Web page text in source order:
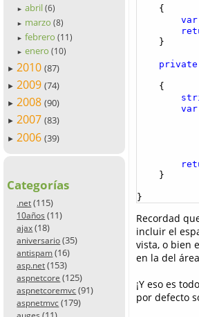
► abril (6)
► marzo (8)
► febrero (11)
► enero (10)
► 2010 (87)
► 2009 (74)
► 2008 (90)
► 2007 (83)
► 2006 (39)
Categorías
.net (115)
10años (11)
ajax (18)
aniversario (35)
antispam (16)
asp.net (153)
aspnetcore (125)
aspnetcoremvc (91)
aspnetmvc (179)
{
var
}
private
{
var
}
}
Recordad
incluir el
vista, o bien
en la del
¡Y eso es
por defecto